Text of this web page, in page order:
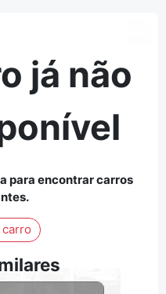
já não
para encontrar carros